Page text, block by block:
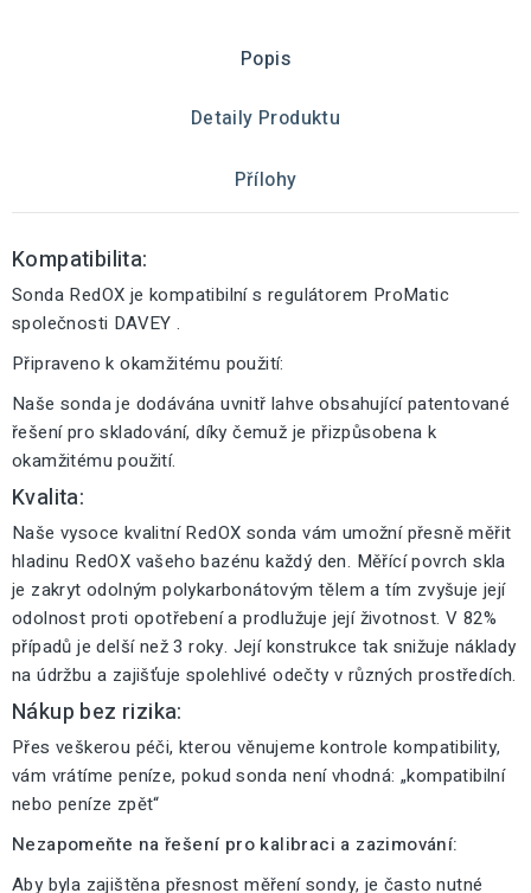
Popis
Detaily Produktu
Přílohy
Kompatibilita:
Sonda RedOX je kompatibilní s regulátorem ProMatic
společnosti DAVEY .
Připraveno k okamžitému použití:
Naše sonda je dodávána uvnitř lahve obsahující patentované
řešení pro skladování, díky čemuž je přizpůsobena k
okamžitému použití.
Kvalita:
Naše vysoce kvalitní RedOX sonda vám umožní přesně měřit
hladinu RedOX vašeho bazénu každý den. Měřící povrch skla
je zakryt odolným polykarbonátovým tělem a tím zvyšuje její
odolnost proti opotřebení a prodlužuje její životnost. V 82%
případů je delší než 3 roky. Její konstrukce tak snižuje náklady
na údržbu a zajišťuje spolehlivé odečty v různých prostředích.
Nákup bez rizika:
Přes veškerou péči, kterou věnujeme kontrole kompatibility,
vám vrátíme peníze, pokud sonda není vhodná: „kompatibilní
nebo peníze zpět“
Nezapomeňte na řešení pro kalibraci a zazimování:
Aby byla zajištěna přesnost měření sondy, je často nutné